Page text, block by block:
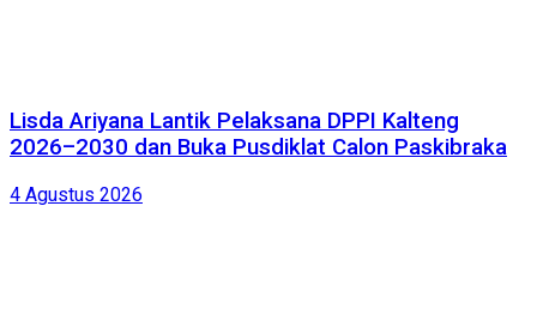
Lisda Ariyana Lantik Pelaksana DPPI Kalteng
2026–2030 dan Buka Pusdiklat Calon Paskibraka
4 Agustus 2026